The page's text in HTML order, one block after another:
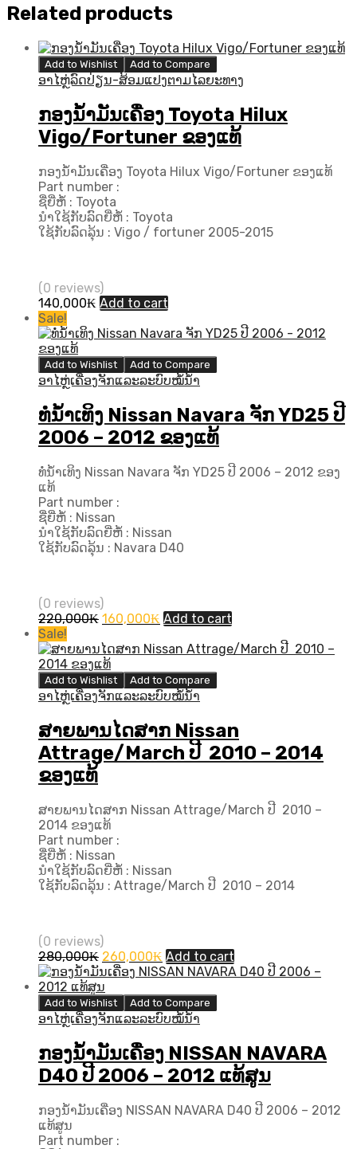
Related products
Add to Wishlist Add to Compare
ອາໄຫຼ່ລົດປ່ຽນ-ສ້ອມແປງຕາມໄລຍະທາງ
ກອງນ້ຳມັນເຄື່ອງ Toyota Hilux
Vigo/Fortuner ຂອງແທ້
ກອງນ້ຳມັນເຄື່ອງ Toyota Hilux Vigo/Fortuner ຂອງແທ້
Part number :
ຊື່ຍີ່ຫໍ້ : Toyota
ນຳໃຊ້ກັບລົດຍີ່ຫໍ້ : Toyota
ໃຊ້ກັບລົດລຸ້ນ : Vigo / fortuner 2005-2015
(0 reviews)
140,000₭ Add to cart
Sale!
Add to Wishlist Add to Compare
ອາໄຫຼ່ເຄື່ອງຈັກແລະລະບົບໝໍ້ນ້ຳ
ທໍ່ນ້ຳເທິງ Nissan Navara ຈັກ YD25 ປີ
2006 – 2012 ຂອງແທ້
ທໍ່ນ້ຳເທິງ Nissan Navara ຈັກ YD25 ປີ 2006 – 2012 ຂອງ
ແທ້
Part number :
ຊື່ຍີ່ຫໍ້ : Nissan
ນຳໃຊ້ກັບລົດຍີ່ຫໍ້ : Nissan
ໃຊ້ກັບລົດລຸ້ນ : Navara D40
(0 reviews)
220,000₭ Original
was:
220,000₭.
160,000₭ Current
is:
Add to cart
Sale!
Add to Wishlist Add to Compare
ອາໄຫຼ່ເຄື່ອງຈັກແລະລະບົບໝໍ້ນ້ຳ
ສາຍພານໄດສາກ Nissan
Attrage/March ປີ ​ 2010 – 2014
ຂອງແທ້
ສາຍພານໄດສາກ Nissan Attrage/March ປີ ​ 2010 –
2014 ຂອງແທ້
Part number :
ຊື່ຍີ່ຫໍ້ : Nissan
ນຳໃຊ້ກັບລົດຍີ່ຫໍ້ : Nissan
ໃຊ້ກັບລົດລຸ້ນ : Attrage/March ປີ ​ 2010 – 2014
(0 reviews)
280,000₭ Original
price
was:
280,000₭.
260,000₭ Current
price
260,000₭.
Add to cart
Add to Wishlist Add to Compare
ອາໄຫຼ່ເຄື່ອງຈັກແລະລະບົບໝໍ້ນ້ຳ
ກອງນ້ຳມັນເຄື່ອງ NISSAN NAVARA
D40 ປີ​ 2006 – 2012 ແທ້ສູນ
ກອງນ້ຳມັນເຄື່ອງ NISSAN NAVARA D40 ປີ​ 2006 – 2012
ແທ້ສູນ
Part number :